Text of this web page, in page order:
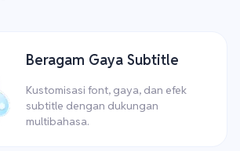
Beragam Gaya Subtitle
Kustomisasi font, gaya, dan efek
subtitle dengan dukungan
multibahasa.